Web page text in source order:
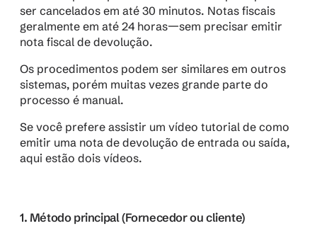
ser cancelados em até 30 minutos. Notas fiscais
geralmente em até 24 horas—sem precisar emitir
nota fiscal de devolução.
Os procedimentos podem ser similares em outros
sistemas, porém muitas vezes grande parte do
processo é manual.
Se você prefere assistir um vídeo tutorial de como
emitir uma nota de devolução de entrada ou saída,
aqui estão dois vídeos.
1. Método principal (Fornecedor ou cliente)